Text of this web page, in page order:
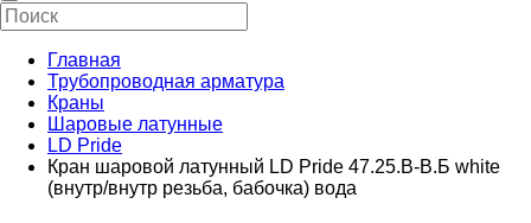
Главная
Трубопроводная арматура
Краны
Шаровые латунные
LD Pride
Кран шаровой латунный LD Pride 47.25.B-B.Б white
(внутр/внутр резьба, бабочка) вода